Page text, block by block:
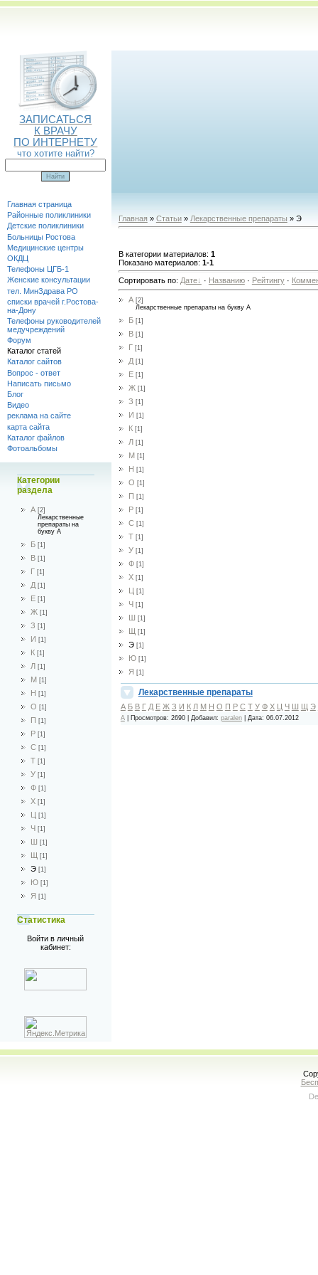
ЗАПИСАТЬСЯ
К ВРАЧУ
ПО ИНТЕРНЕТУ
что хотите найти?
Главная страница
Районные поликлиники
Детские поликлиники
Больницы Ростова
Медицинские центры
ОКДЦ
Телефоны ЦГБ-1
Женские консультации
тел. МинЗдрава РО
списки врачей г.Ростова-
на-Дону
Телефоны руководителей
медучреждений
Форум
Каталог статей
Каталог сайтов
Вопрос - ответ
Написать письмо
Блог
Видео
реклама на сайте
карта сайта
Каталог файлов
Фотоальбомы
Категории
раздела
А [2]
Лекарственные
препараты на
букву А
Б [1]
В [1]
Г [1]
Д [1]
Е [1]
Ж [1]
З [1]
И [1]
К [1]
Л [1]
М [1]
Н [1]
О [1]
П [1]
Р [1]
С [1]
Т [1]
У [1]
Ф [1]
Х [1]
Ц [1]
Ч [1]
Ш [1]
Щ [1]
Э [1]
Ю [1]
Я [1]
Статистика
Войти в личный
кабинет:
Главная » Статьи» Лекарственные препараты » Э
В категории материалов: 1
Показано материалов: 1-1
Сортировать по: Дате · Названию· Рейтингу·
А [2]
Лекарственные препараты на букву А
Б [1]
В [1]
Г [1]
Д [1]
Е [1]
Ж [1]
З [1]
И [1]
К [1]
Л [1]
М [1]
Н [1]
О [1]
П [1]
Р [1]
С [1]
Т [1]
У [1]
Ф [1]
Х [1]
Ц [1]
Ч [1]
Ш [1]
Щ [1]
Э [1]
Ю [1]
Я [1]
Лекарственные препараты
А Б В Г Д Е Ж З И К Л М Н О П Р С Т У Ф Х Ц Ч Ш Щ Э
А| Просмотров: 2690| Добавил: paralen| Дата: 06.07.2012